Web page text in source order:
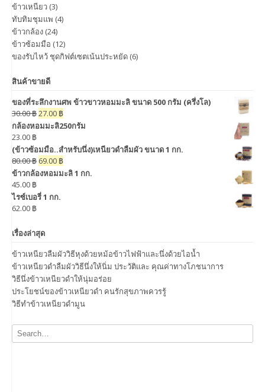
ข้าวเหนียว (3)
ทับทิมชุมแพ (4)
ข้าวกล้อง (24)
ข้าวซ้อมมือ (12)
ของรับไหว้ ชุดกิฟต์เซตเน้นประหยัด (6)
สินค้าขายดี
ของที่ระลึกงานศพ ข้าวขาวหอมมะลิ ขนาด 500 กรัม (ครึ่งโล)
30.00฿27.00 ฿
กล้องหอมมะลิ250กรัม
23.00 ฿
(ข้าวซ้อมมือ..สำหรับนึ่ง)เหนียวดำลืมผัว ขนาด 1 กก.
80.00฿ 69.00 ฿
ข้าวกล้องหอมมะลิ 1 กก.
45.00 ฿
ไรซ์เบอรี่ 1 กก.
62.00 ฿
เรื่องล่าสุด
ข้าวเหนียวลืมผัววิธีหุงด้วยหม้อข้าวไฟฟ้าและนึ่งด้วยไอน้ำ
ข้าวเหนียวดำลืมผัววิธีนึ่งให้นิ่ม ประวัติและ คุณค่าทางโภชนาการ
วิธีนึ่งข้าวเหนียวดำให้นุ่มอร่อย
ประโยชน์ของข้าวเหนียวดำ คนรักสุขภาพควรรู้
วิธีทำข้าวเหนียวดำมูน